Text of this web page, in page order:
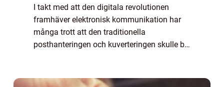
I takt med att den digitala revolutionen
framhäver elektronisk kommunikation har
många trott att den traditionella
posthanteringen och kuverteringen skulle bli